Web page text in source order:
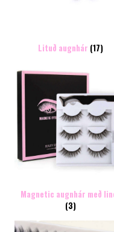
Lituð augnhár (17)
Magnetic augnhár með
(3)